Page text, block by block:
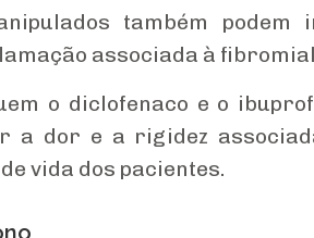
também
associada à
o diclofenaco e o
a dor e a rigidez
vida dos pacientes.